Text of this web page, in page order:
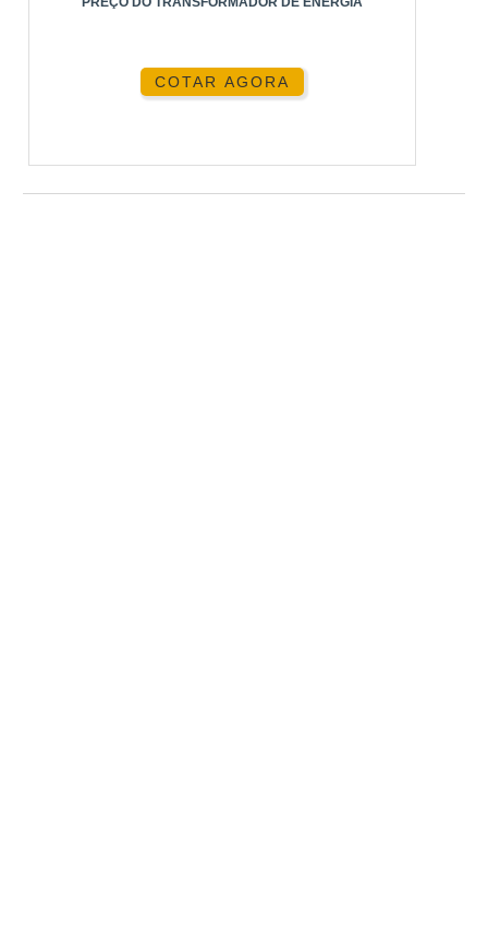
COTAR AGORA